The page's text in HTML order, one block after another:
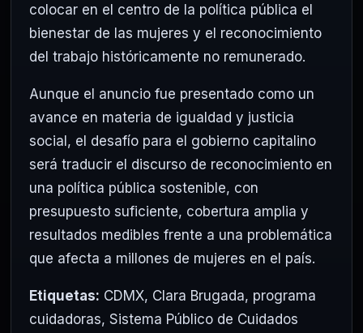
colocar en el centro de la política pública el
bienestar de las mujeres y el reconocimiento
del trabajo históricamente no remunerado.
Aunque el anuncio fue presentado como un
avance en materia de igualdad y justicia
social, el desafío para el gobierno capitalino
será traducir el discurso de reconocimiento en
una política pública sostenible, con
presupuesto suficiente, cobertura amplia y
resultados medibles frente a una problemática
que afecta a millones de mujeres en el país.
Etiquetas: CDMX, Clara Brugada, programa
cuidadoras, Sistema Público de Cuidados